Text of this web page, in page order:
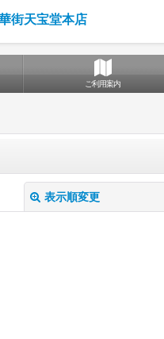
街天宝堂本店
ご利用案内
表示順変更